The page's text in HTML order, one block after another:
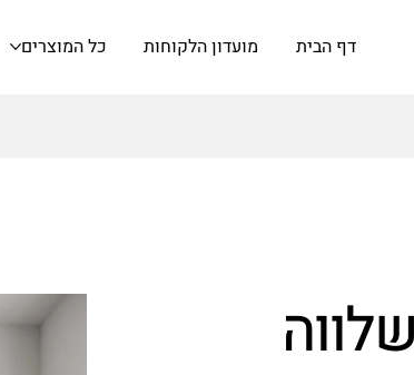
דף הבית מועדון הלקוחות כל המוצרים